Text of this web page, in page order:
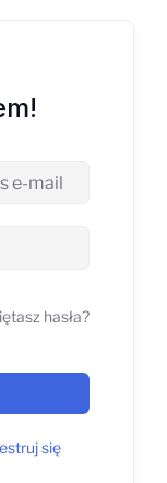
hasła?
się